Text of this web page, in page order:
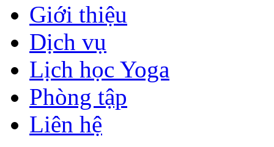
Giới thiệu
Dịch vụ
Lịch học Yoga
Phòng tập
Liên hệ